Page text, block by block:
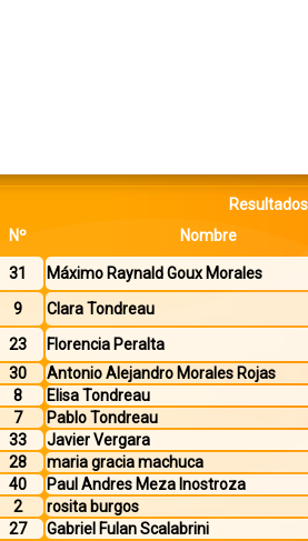
Nº Nombre
31 Máximo Raynald Goux Morales
9 Clara Tondreau
23
Florencia Peralta
30
Antonio Alejandro Morales Rojas
8
Elisa Tondreau
7
Pablo Tondreau
33
Javier Vergara
28
maria gracia machuca
40
Paul Andres Meza Inostroza
2
rosita burgos
27
Gabriel Fulan Scalabrini